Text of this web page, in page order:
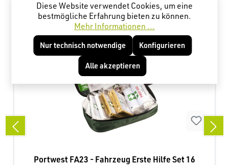
Produktgalerie überspringen
Kunden haben sich ebenfalls angesehen
Portwest FA23 - Fahrzeug Erste Hilfe Set 16
Diese Website verwendet Cookies, um eine
bestmögliche Erfahrung bieten zu können.
Mehr Informationen ...
Nur technisch notwendige Konfigurieren
Alle akzeptieren